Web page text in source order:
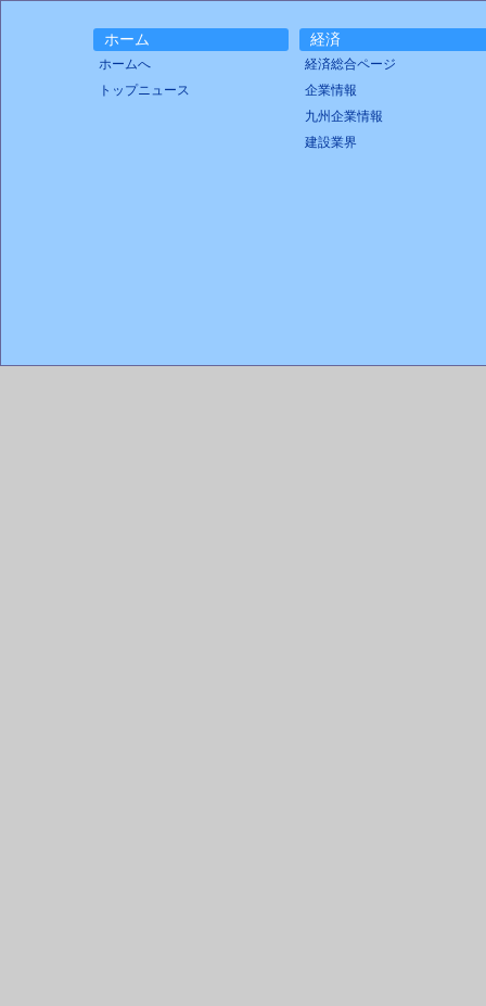
ホーム
ホームへ
トップニュース
経済
経済総合ページ
企業情報
九州企業情報
建設業界